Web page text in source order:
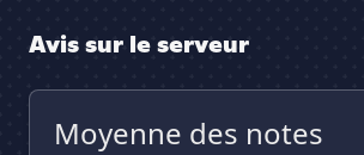
Avis sur le serveur
Moyenne des notes